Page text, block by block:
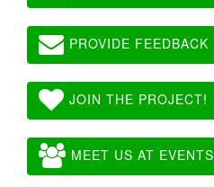
PROVIDE FEEDBACK
JOIN THE PROJECT!
MEET US AT EVENTS